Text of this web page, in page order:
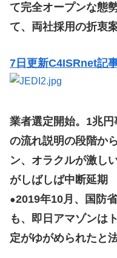
て完全オープンな態
て、両社採用の折衷
7日更新C4ISRnet記
業者選定開始。1兆
の流れ説明の段階か
ン、オラクルが激し
がしばしば中断延期
●2019年10月、国防
も、即日アマゾンは
定がゆがめられたと